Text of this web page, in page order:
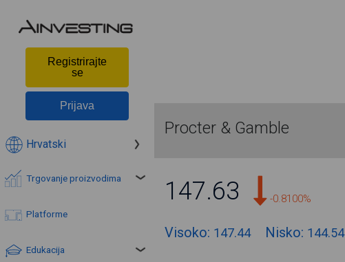
Registrirajte
se
Prijava
Hrvatski
Trgovanje proizvodima
Platforme
Edukacija
Procter & Gamble
147.63 -0.8100%
Visoko: 147.44 Nisko: 144.54